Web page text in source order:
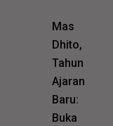
Mas
Dhito,
Tahun
Ajaran
Baru:
Buka